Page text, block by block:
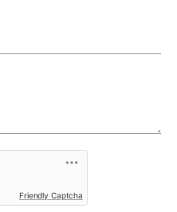
Friendly Captcha